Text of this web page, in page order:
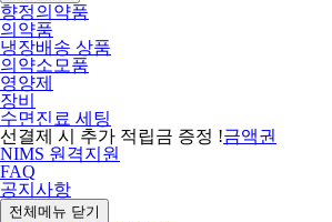
향정의약품
의약품
냉장배송 상품
의약소모품
영양제
장비
수면진료 세팅
선결제 시 추가 적립금 증정 !금액권
NIMS 원격지원
FAQ
공지사항
전체메뉴 닫기